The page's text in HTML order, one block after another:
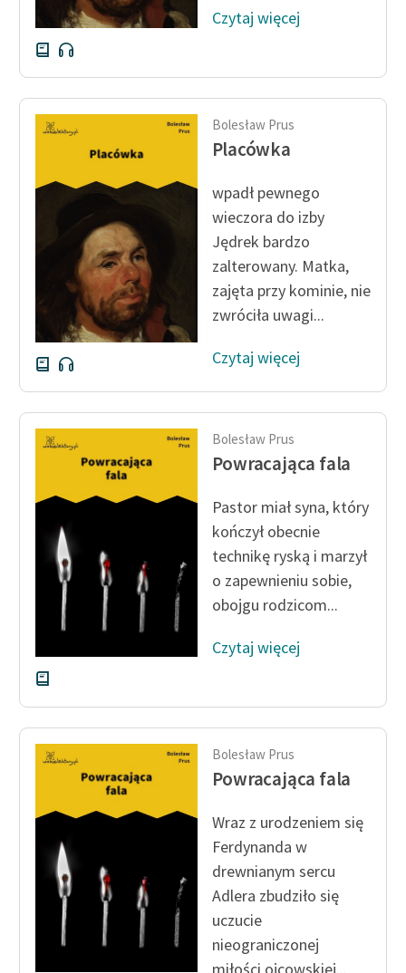
uczniów z
niepełnosprawnościami
Feministyczne inspiracje.
skandynawskiej literatury
feministycznej
twórców przechodzących
do domeny publicznej,
lektur szkolnych oraz
Starego Testamentu
Odkurzamy bohaterów
Szkoła Poezji Wolnych
Lektur
O nas
O projekcie
Zespół
Zasady wykorzystania
Wolnych Lektur
Logotypy
Materiały promocyjne
Polityka prywatności
Regulamin biblioteki
Dane fundacji i
Regulamin darowizn
Informacja o treściach
wrażliwych
Czytaj więcej
Bolesław Prus
Placówka
wpadł pewnego
wieczora do izby
Jędrek bardzo
zalterowany. Matka,
zajęta przy kominie, nie
zwróciła uwagi...
Czytaj więcej
Bolesław Prus
Powracająca fala
Pastor miał syna, który
kończył obecnie
technikę ryską i marzył
o zapewnieniu sobie,
obojgu rodzicom...
Czytaj więcej
Bolesław Prus
Powracająca fala
Wraz z urodzeniem się
Ferdynanda w
drewnianym sercu
Adlera zbudziło się
uczucie
nieograniczonej
miłości ojcowskiej...